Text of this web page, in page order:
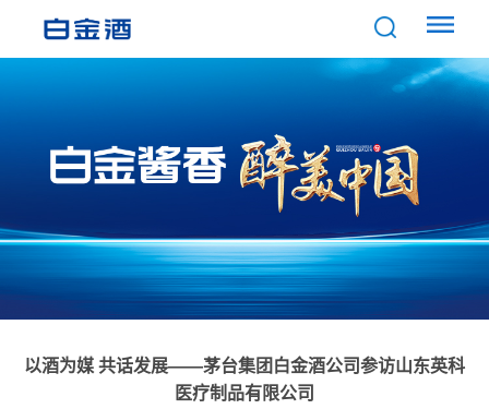
以酒为媒 共话发展——茅台集团白金酒公司参访山东英科
医疗制品有限公司